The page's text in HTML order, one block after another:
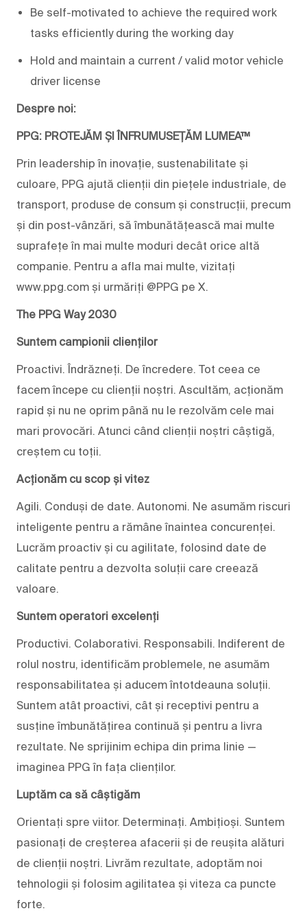
Be self-motivated to achieve the required work
tasks efficiently during the working day
Hold and maintain a current / valid motor vehicle
driver license
Despre noi:
PPG: PROTEJĂM ȘI ÎNFRUMUSEȚĂM LUMEA™
Prin leadership în inovație, sustenabilitate și
culoare, PPG ajută clienții din piețele industriale, de
transport, produse de consum și construcții, precum
și din post-vânzări, să îmbunătățească mai multe
suprafețe în mai multe moduri decât orice altă
companie. Pentru a afla mai multe, vizitați
www.ppg.com și urmăriți @PPG pe X.
The PPG Way 2030
Suntem campionii clienților
Proactivi. Îndrăzneți. De încredere. Tot ceea ce
facem începe cu clienții noștri. Ascultăm, acționăm
rapid și nu ne oprim până nu le rezolvăm cele mai
mari provocări. Atunci când clienții noștri câștigă,
creștem cu toții.
Acționăm cu scop și vitez
Agili. Conduși de date. Autonomi. Ne asumăm riscuri
inteligente pentru a rămâne înaintea concurenței.
Lucrăm proactiv și cu agilitate, folosind date de
calitate pentru a dezvolta soluții care creează
valoare.
Suntem operatori excelenți
Productivi. Colaborativi. Responsabili. Indiferent de
rolul nostru, identificăm problemele, ne asumăm
responsabilitatea și aducem întotdeauna soluții.
Suntem atât proactivi, cât și receptivi pentru a
susține îmbunătățirea continuă și pentru a livra
rezultate. Ne sprijinim echipa din prima linie —
imaginea PPG în fața clienților.
Luptăm ca să câștigăm
Orientați spre viitor. Determinați. Ambițioși. Suntem
pasionați de creșterea afacerii și de reușita alături
de clienții noștri. Livrăm rezultate, adoptăm noi
tehnologii și folosim agilitatea și viteza ca puncte
forte.